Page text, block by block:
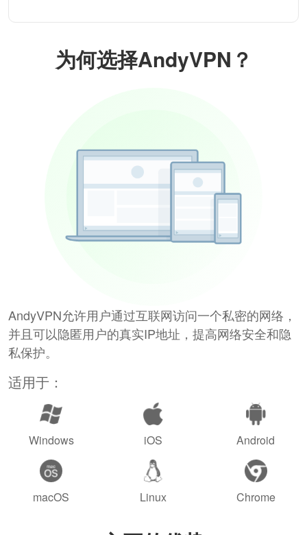
为何选择AndyVPN？
AndyVPN允许用户通过互联网访问一个私密的网络，
并且可以隐匿用户的真实IP地址，提高网络安全和隐
私保护。
适用于：
Windows iOS Android
macOS Linux Chrome